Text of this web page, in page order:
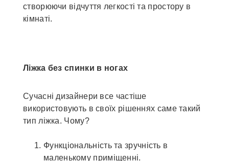
створюючи відчуття легкості та простору в
кімнаті.
Ліжка без спинки в ногах
Сучасні дизайнери все частіше
використовують в своїх рішеннях саме такий
тип ліжка. Чому?
Функціональність та зручність в
маленькому приміщенні.